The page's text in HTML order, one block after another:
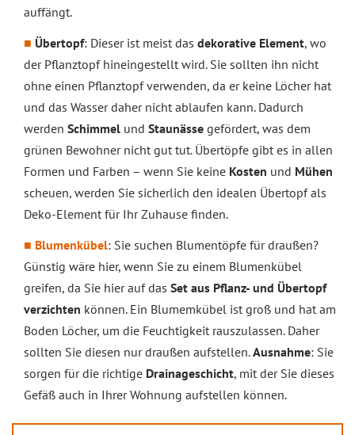
auffängt.
Übertopf: Dieser ist meist das dekorative Element, wo
der Pflanztopf hineingestellt wird. Sie sollten ihn nicht
ohne einen Pflanztopf verwenden, da er keine Löcher hat
und das Wasser daher nicht ablaufen kann. Dadurch
werden Schimmel und Staunässe gefördert, was dem
grünen Bewohner nicht gut tut. Übertöpfe gibt es in allen
Formen und Farben – wenn Sie keine Kosten und Mühen
scheuen, werden Sie sicherlich den idealen Übertopf als
Deko-Element für Ihr Zuhause finden.
Blumenkübel: Sie suchen Blumentöpfe für draußen?
Günstig wäre hier, wenn Sie zu einem Blumenkübel
greifen, da Sie hier auf das Set aus Pflanz- und Übertopf
verzichten können. Ein Blumemkübel ist groß und hat am
Boden Löcher, um die Feuchtigkeit rauszulassen. Daher
sollten Sie diesen nur draußen aufstellen.Ausnahme: Sie
sorgen für die richtige Drainageschicht, mit der Sie dieses
Gefäß auch in Ihrer Wohnung aufstellen können.